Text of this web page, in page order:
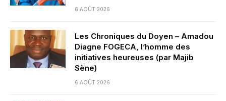
6 AOÛT 2026
Les Chroniques du Doyen – Amadou
Diagne FOGECA, l’homme des
initiatives heureuses (par Majib
Sène)
6 AOÛT 2026